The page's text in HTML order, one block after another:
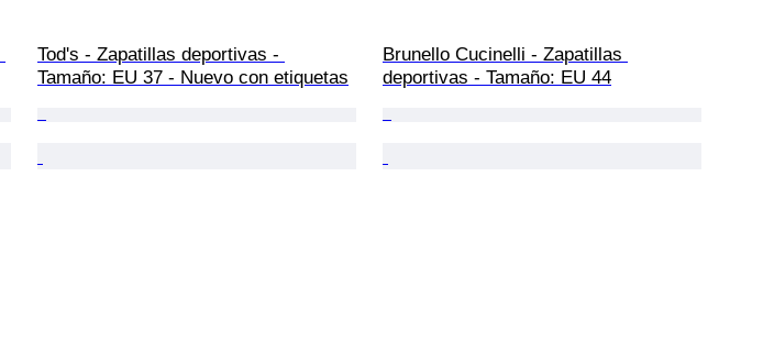
Tod's - Zapatillas deportivas -
Tamaño: EU 37 - Nuevo con etiquetas
Brunello Cucinelli - Zapatillas
deportivas - Tamaño: EU 44